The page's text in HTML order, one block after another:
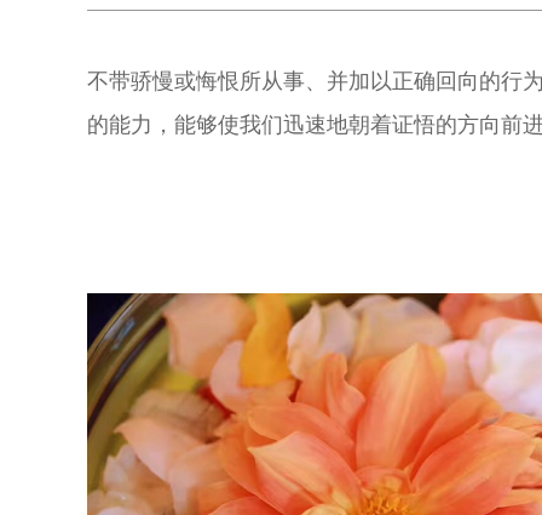
不带骄慢或悔恨所从事、并加以正确回向的行
的能力，能够使我们迅速地朝着证悟的方向前